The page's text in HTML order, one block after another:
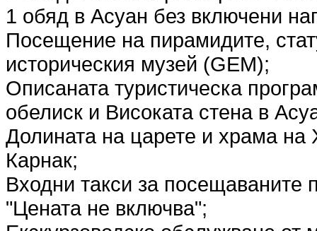
1 обяд в Асуан без включени
Посещение на пирамидите,
историческия музей (GEM);
Описаната туристическа
обелиск и Високата стена в
Долината на царете и храма на
Карнак;
Входни такси за посещаваните
"Цената не включва";